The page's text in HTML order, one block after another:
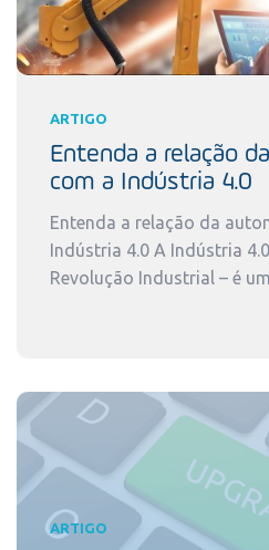
ARTIGO
Entenda a relação
com a Indústria 4.0
Entenda a relação da
Indústria 4.0 A Indústria
Revolução Industrial – é um
ARTIGO